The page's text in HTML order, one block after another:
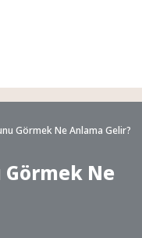
Görmek Ne Anlama Gelir?
Görmek Ne